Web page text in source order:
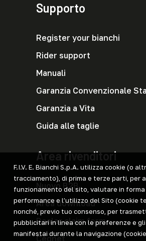
Supporto
Register your bianchi
Rider support
Manuali
Garanzia Convenzionale
Garanzia a Vita
Guida alle taglie
Area rivenditori
Nuovo B2B
Area download
Dealer claim form
Cegnet
F.I.V. E. Bianchi S.p.A. utilizza cookie (o
tracciamento), di prima e terze parti, per
funzionamento del sito, valutare in
performance e l’utilizzo del Sito (cookie
nonché, previo tuo consenso, per
pubblicitari in linea con le preferenze e
manifestai durante la navigazione